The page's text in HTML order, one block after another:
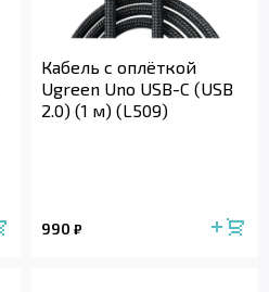
Кабель с оплёткой
Ugreen Uno USB-C (USB
2.0) (1 м) (L509)
990 ₽